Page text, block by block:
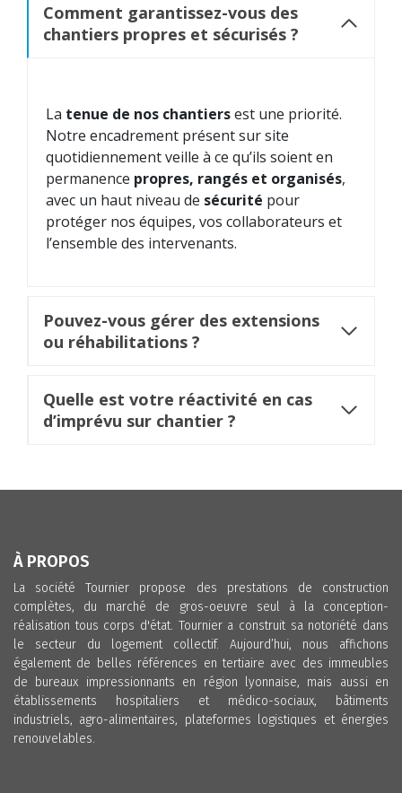
Comment garantissez-vous des
chantiers propres et sécurisés ?
La tenue de nos chantiersest une priorité.
Notre encadrement présent sur site
quotidiennement veille à ce qu’ils soient en
permanence propres, rangés et organisés,
avec un haut niveau de sécurité pour
protéger nos équipes, vos collaborateurs et
l’ensemble des intervenants.
Pouvez-vous gérer des extensions
ou réhabilitations ?
Quelle est votre réactivité en cas
d’imprévu sur chantier ?
À PROPOS
La société Tournier propose des prestations de construction
complètes, du marché de gros-oeuvre seul à la conception-
réalisation tous corps d'état. Tournier a construit sa notoriété dans
le secteur du logement collectif. Aujourd’hui, nous affichons
également de belles références en tertiaire avec des immeubles
de bureaux impressionnants en région lyonnaise, mais aussi en
établissements hospitaliers et médico-sociaux, bâtiments
industriels, agro-alimentaires, plateformes logistiques et énergies
renouvelables.